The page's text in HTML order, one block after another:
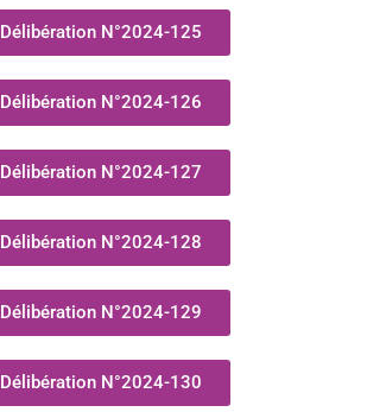
Délibération N°2024-125
Délibération N°2024-126
Délibération N°2024-127
Délibération N°2024-128
Délibération N°2024-129
Délibération N°2024-130